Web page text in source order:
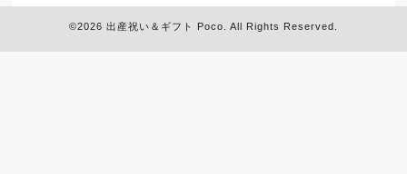
©2026 出産祝い＆ギフト Poco . All Rights Reserved.